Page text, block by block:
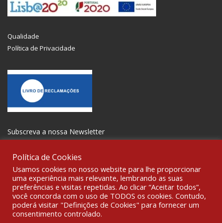
Qualidade
Política de Privacidade
Subscreva a nossa Newsletter
SOCIALIZE
© 2021 All rights reserved Gravoplot-Gravação,Impressão e
Política de Cookies
Usamos cookies no nosso website para lhe proporcionar
uma experiência mais relevante, lembrando as suas
preferências e visitas repetidas. Ao clicar “Aceitar todos”,
você concorda com o uso de TODOS os cookies. Contudo,
poderá visitar "Definições de Cookies" para fornecer um
consentimento controlado.